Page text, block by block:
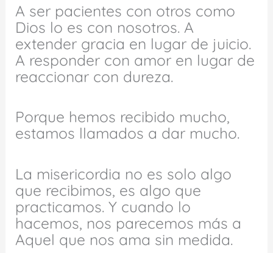
A ser pacientes con otros como
Dios lo es con nosotros. A
extender gracia en lugar de juicio.
A responder con amor en lugar de
reaccionar con dureza.
Porque hemos recibido mucho,
estamos llamados a dar mucho.
La misericordia no es solo algo
que recibimos, es algo que
practicamos. Y cuando lo
hacemos, nos parecemos más a
Aquel que nos ama sin medida.